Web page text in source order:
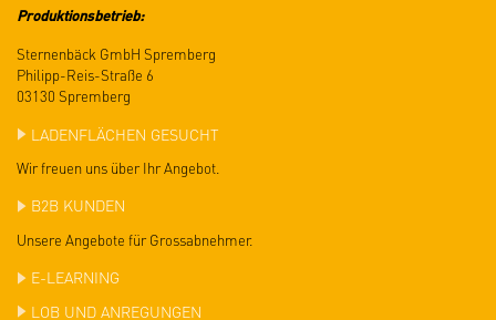
Produktionsbetrieb:
Sternenbäck GmbH Spremberg
Philipp-Reis-Straße 6
03130 Spremberg
LADENFLÄCHEN GESUCHT
Wir freuen uns über Ihr Angebot.
B2B KUNDEN
Unsere Angebote für Grossabnehmer.
E-LEARNING
LOB UND ANREGUNGEN